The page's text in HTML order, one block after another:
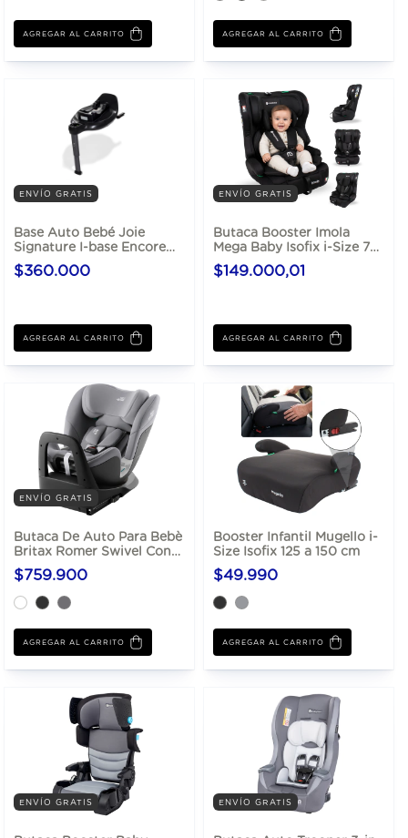
AGREGAR AL CARRITO AGREGAR AL CARRITO
ENVÍO GRATIS
Base Auto Bebé Joie
Signature I-base Encore
Gira 360 Isofix
$360.000
ENVÍO GRATIS
Butaca Booster Imola
Mega Baby Isofix i-Size 76
a 150 cm
$149.000,01
ENVÍO GRATIS
Butaca De Auto Para Bebè
Britax Romer Swivel Con
Rotación 360 Y Sistema
Isofix
$759.900
AGREGAR AL CARRITO
Booster Infantil Mugello i-
Size Isofix 125 a 150 cm
$49.990
AGREGAR AL CARRITO
ENVÍO GRATIS ENVÍO GRATIS